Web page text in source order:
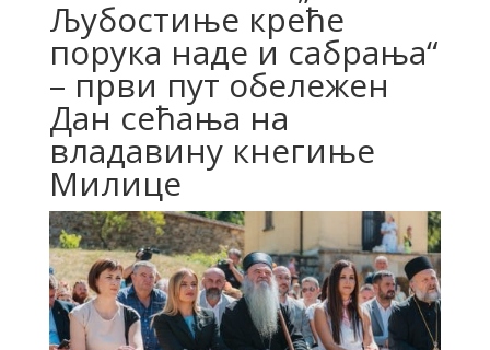
Љубостиње креће
порука наде и сабрања“
– први пут обележен
Дан сећања на
владавину кнегиње
Милице